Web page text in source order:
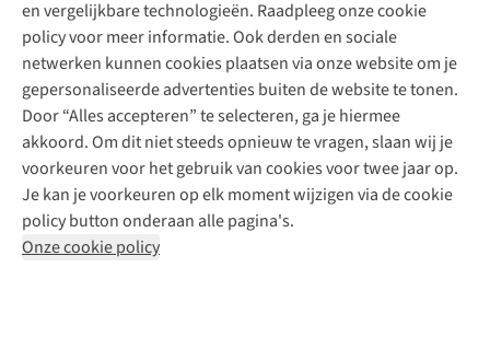
en vergelijkbare technologieën. Raadpleeg onze cookie
policy voor meer informatie. Ook derden en sociale
netwerken kunnen cookies plaatsen via onze website om je
gepersonaliseerde advertenties buiten de website te tonen.
Door “Alles accepteren” te selecteren, ga je hiermee
akkoord. Om dit niet steeds opnieuw te vragen, slaan wij je
voorkeuren voor het gebruik van cookies voor twee jaar op.
Je kan je voorkeuren op elk moment wijzigen via de cookie
policy button onderaan alle pagina's.
Onze cookie policy
Levering
Retourneren
Bestelling herroepen
Garantie
Contact
Textielbox
Events / workshops
Over ons
Juttu Friends
Inspiratie
Werken bij Juttu
Onze winkels
De wereld van Juttu
Verantwoord ondernemen
Toegankelijkheidsverklaring
Merken
Nathalie Vleeschouwer
Selected dames
HKLiving
Dickies
Sessùn
Strom
O My Bag
Revolution
Meld je aan voor de nieuwsbrief
Follow us